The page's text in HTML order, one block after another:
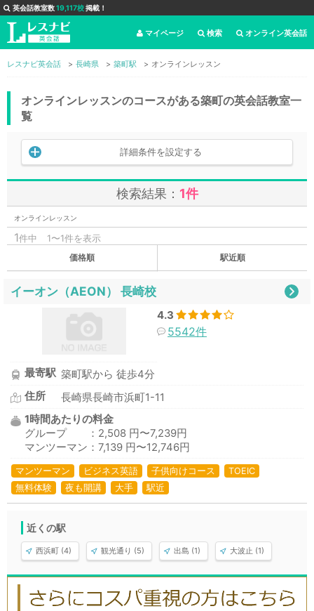
英会話教室数19,117校掲載！
オンライン英会話
検索
マイページ
レスナビ英会話 長崎県 築町駅 オンラインレッスン
オンラインレッスンのコースがある築町の英会話教室一
覧
詳細条件を設定する
検索結果： 1件
オンラインレッスン
1件中 1〜1件を表示
価格順 駅近順
イーオン（AEON） 長崎校
4.3
5542件
最寄駅 築町駅から 徒歩4分
住所
長崎県長崎市浜町1-11
1時間あたりの料金
グループ ：2,508 円〜7,239円
マンツーマン：7,139 円〜12,746円
マンツーマン ビジネス英語 子供向けコース
TOEIC
無料体験
夜も開講 大手 駅近
近くの駅
西浜町 (4) 観光通り (5) 出島 (1) 大波止 (1)